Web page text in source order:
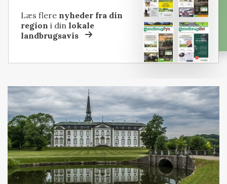
Læs flere nyheder fra din
region i dinlokale
landbrugsavis